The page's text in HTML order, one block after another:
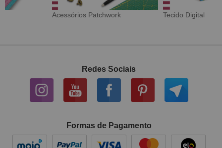
Sarja Impermeável
Redes Sociais
Formas de Pagamento